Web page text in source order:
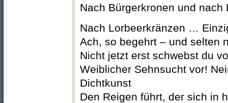
Nach Bürgerkronen und nach
Nach Lorbeerkränzen …
Ach, so begehrt – und selten
Nicht jetzt erst schwebst du
Weiblicher Sehnsucht vor!
Dichtkunst
Den Reigen führt, der sich in